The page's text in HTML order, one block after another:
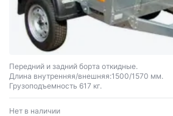
Передний и задний борта откидные.
Длина внутренняя/внешняя:1500/1570 мм.
Грузоподъемность 617 кг.
Нет в наличии